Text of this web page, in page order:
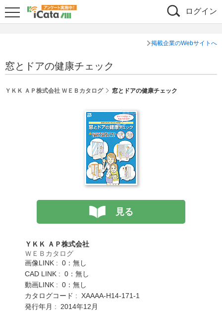
ログイン
掲載企業のWebサイトへ
窓とドアの健康チェック
ＹＫＫ ＡＰ株式会社 ＷＥＢカタログ 窓とドアの健康チェック
見る
ＹＫＫ ＡＰ株式会社
ＷＥＢカタログ
画像LINK : 0：無し
CAD LINK : 0：無し
動画LINK : 0：無し
カタログコード : XAAAA-H14-171-1
発行年月 : 2014年12月